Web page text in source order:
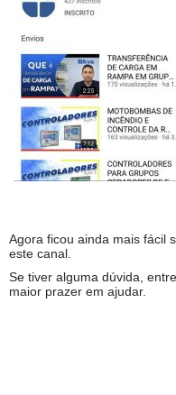
Agora ficou ainda mais fácil
este canal.
Se tiver alguma dúvida,
maior prazer em ajudar.